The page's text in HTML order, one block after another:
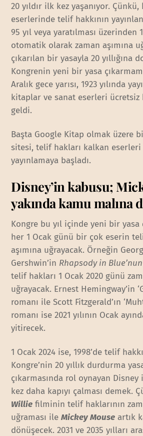
20 yıldır ilk kez yaşanıyor.
eserlerinde telif hakkının
95 yıl veya yaratılması üzerinden
otomatik olarak zaman aşımına
çıkarılan bir yasayla 20 yıllığına
Kongrenin yeni bir yasa
Aralık gece yarısı, 1923 yılında
kitaplar ve sanat eserleri ücretsiz
geldi.
Başta Google Kitap olmak üzere
sitesi, telif hakları kalkan
yayınlamaya başladı.
Disney’in kabusu;
yakında kamu malına
Kongre bu yıl içinde yeni bir yasa
her 1 Ocak günü bir çok eserin
aşımına uğrayacak. Örneğin
Gershwin’in Rhapsody in Blue’nun
telif hakları 1 Ocak 2020 günü
uğrayacak. Ernest Hemingway’in
romanı ile Scott Fitzgerald’ın
romanı ise 2021 yılının Ocak
yitirecek.
1 Ocak 2024 ise, 1998’de telif
Kongre’nin 20 yıllık durdurma
çıkarmasında rol oynayan
kez daha kapıyı çalması demek.
Willie filminin telif haklarının
uğraması ileMickey Mouse artık
dönüşecek. 2031 ve 2035 yılları